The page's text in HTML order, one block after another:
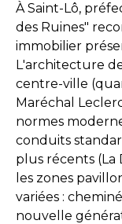
À Saint-Lô,
des Ruines"
immobilier
L'architecture
centre-ville
Maréchal
normes
conduits
plus récents (La
les zones
variées :
nouvelle